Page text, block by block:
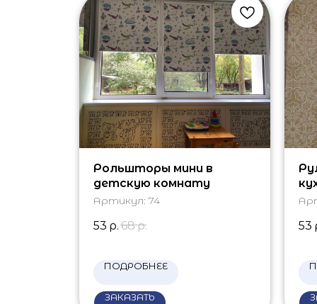
Рольшторы мини в
детскую комнату
Артикул: 74
53 р. 68 р.
ПОДРОБНЕЕ
ЗАКАЗАТЬ
53